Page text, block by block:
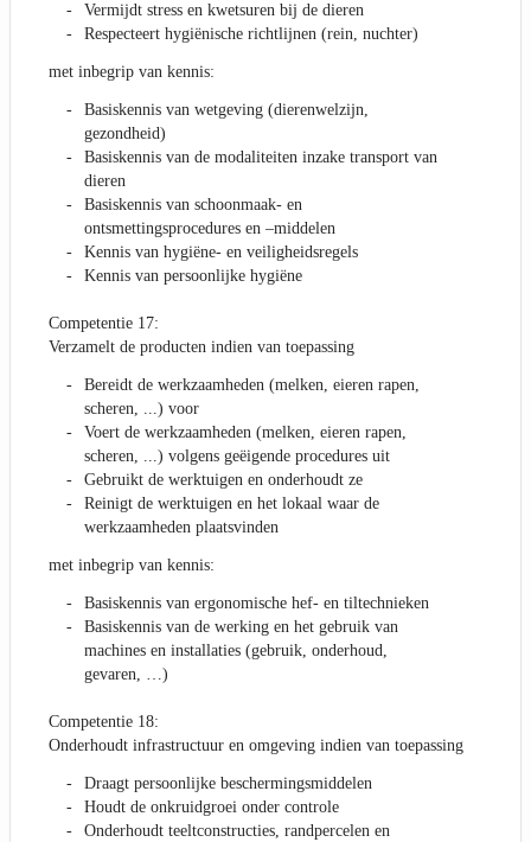
Vermijdt stress en kwetsuren bij de dieren
Respecteert hygiënische richtlijnen (rein, nuchter)
met inbegrip van kennis:
Basiskennis van wetgeving (dierenwelzijn,
gezondheid)
Basiskennis van de modaliteiten inzake transport van
dieren
Basiskennis van schoonmaak- en
ontsmettingsprocedures en –middelen
Kennis van hygiëne- en veiligheidsregels
Kennis van persoonlijke hygiëne
Competentie 17:
Verzamelt de producten indien van toepassing
Bereidt de werkzaamheden (melken, eieren rapen,
scheren, ...) voor
Voert de werkzaamheden (melken, eieren rapen,
scheren, ...) volgens geëigende procedures uit
Gebruikt de werktuigen en onderhoudt ze
Reinigt de werktuigen en het lokaal waar de
werkzaamheden plaatsvinden
met inbegrip van kennis:
Basiskennis van ergonomische hef- en tiltechnieken
Basiskennis van de werking en het gebruik van
machines en installaties (gebruik, onderhoud,
gevaren, …)
Competentie 18:
Onderhoudt infrastructuur en omgeving indien van toepassing
Draagt persoonlijke beschermingsmiddelen
Houdt de onkruidgroei onder controle
Onderhoudt teeltconstructies, randpercelen en